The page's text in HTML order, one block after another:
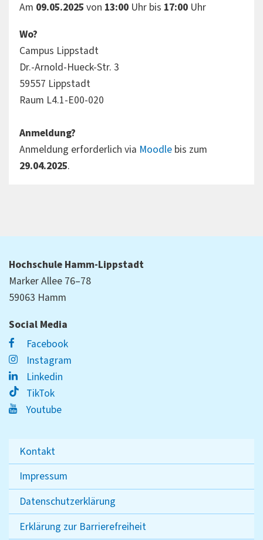
Am 09.05.2025 von 13:00 Uhr bis 17:00Uhr
Wo?
Campus Lippstadt
Dr.-Arnold-Hueck-Str. 3
59557 Lippstadt
Raum L4.1-E00-020
Anmeldung?
Anmeldung erforderlich via Moodlebis zum
29.04.2025.
Hochschule Hamm-Lippstadt
Marker Allee 76–78
59063 Hamm
Social Media
Facebook
Instagram
Linkedin
TikTok
Youtube
Kontakt
Impressum
Datenschutzerklärung
Erklärung zur Barrierefreiheit